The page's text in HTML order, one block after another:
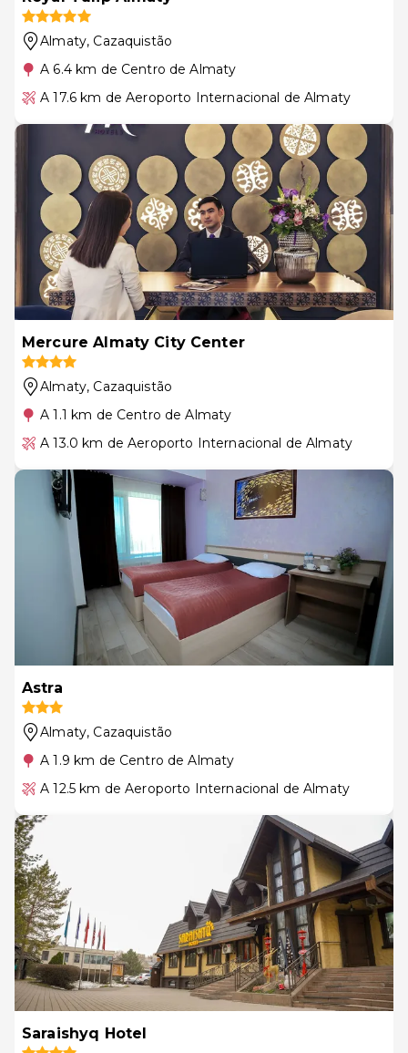
Almaty, Cazaquistão
A 6.4 km de Centro de Almaty
A 17.6 km de Aeroporto Internacional de Almaty
Mercure Almaty City Center
Almaty, Cazaquistão
A 1.1 km de Centro de Almaty
A 13.0 km de Aeroporto Internacional de Almaty
Astra
Almaty, Cazaquistão
A 1.9 km de Centro de Almaty
A 12.5 km de Aeroporto Internacional de Almaty
Saraishyq Hotel